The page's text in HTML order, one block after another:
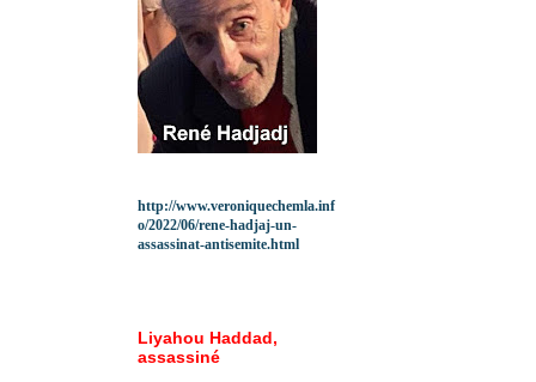
http://www.veroniquechemla.inf
o/2022/06/rene-hadjaj-un-
assassinat-antisemite.html
Liyahou Haddad,
assassiné